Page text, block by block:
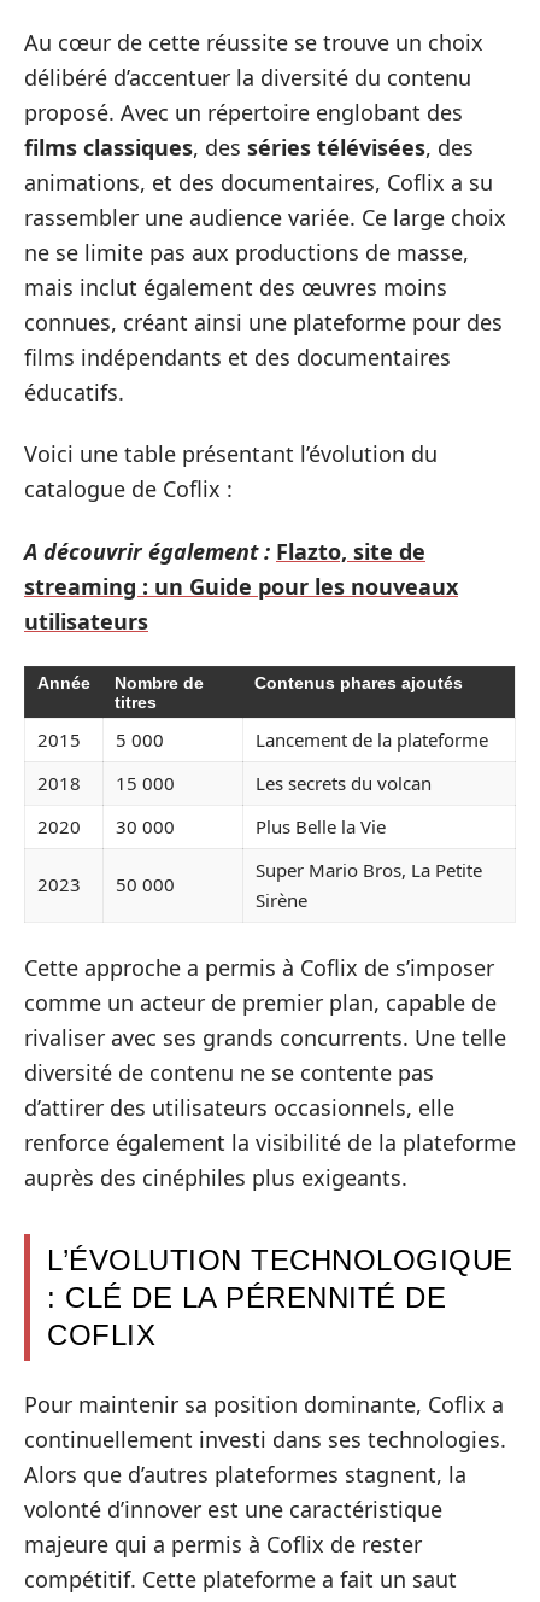
Au cœur de cette réussite se trouve un choix
délibéré d’accentuer la diversité du contenu
proposé. Avec un répertoire englobant des
films classiques, des séries télévisées, des
animations, et des documentaires, Coflix a su
rassembler une audience variée. Ce large choix
ne se limite pas aux productions de masse,
mais inclut également des œuvres moins
connues, créant ainsi une plateforme pour des
films indépendants et des documentaires
éducatifs.
Voici une table présentant l’évolution du
catalogue de Coflix :
A découvrir également : Flazto, site de
streaming : un Guide pour les nouveaux
utilisateurs
Année
Nombre de
titres
Contenus phares ajoutés
2015 5 000
Lancement de la plateforme
2018
15 000
Les secrets du volcan
2020
30 000 Plus Belle la Vie
2023 50 000
Super Mario Bros, La Petite
Sirène
Cette approche a permis à Coflix de s’imposer
comme un acteur de premier plan, capable de
rivaliser avec ses grands concurrents. Une telle
diversité de contenu ne se contente pas
d’attirer des utilisateurs occasionnels, elle
renforce également la visibilité de la plateforme
auprès des cinéphiles plus exigeants.
L’ÉVOLUTION TECHNOLOGIQUE
: CLÉ DE LA PÉRENNITÉ DE
COFLIX
Pour maintenir sa position dominante, Coflix a
continuellement investi dans ses technologies.
Alors que d’autres plateformes stagnent, la
volonté d’innover est une caractéristique
majeure qui a permis à Coflix de rester
compétitif. Cette plateforme a fait un saut